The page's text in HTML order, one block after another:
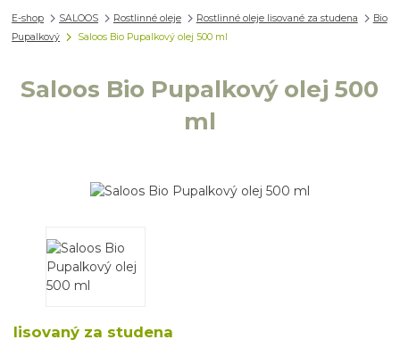
E-shop SALOOS Rostlinné oleje Rostlinné oleje lisované za studena
Bio
Pupalkový
Saloos Bio Pupalkový olej 500 ml
Saloos Bio Pupalkový olej 500
ml
lisovaný za studena